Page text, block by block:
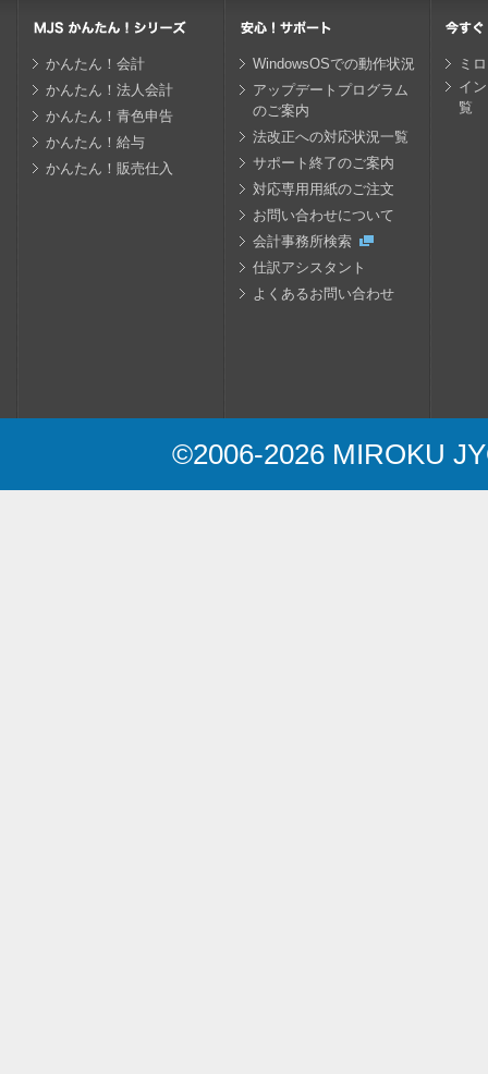
かんたん！会計
かんたん！法人会計
かんたん！青色申告
かんたん！給与
かんたん！販売仕入
WindowsOSでの動作状況
アップデートプログラム
のご案内
法改正への対応状況一覧
サポート終了のご案内
対応専用用紙のご注文
お問い合わせについて
会計事務所検索
仕訳アシスタント
よくあるお問い合わせ
ミ
イ
覧
©2006-2026 MIROKU